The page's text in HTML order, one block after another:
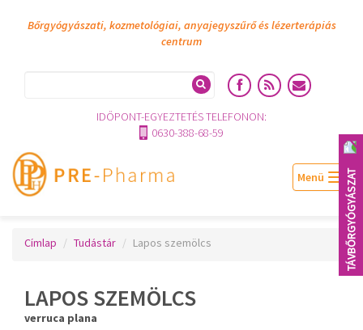
Bőrgyógyászati, kozmetológiai, anyajegyszűrő és lézerterápiás
centrum
IDŐPONT-EGYEZTETÉS TELEFONON:
0630-388-68-59
Címlap Tudástár Lapos szemölcs
LAPOS SZEMÖLCS
verruca plana
TÁVBŐRGYÓGYÁSZAT